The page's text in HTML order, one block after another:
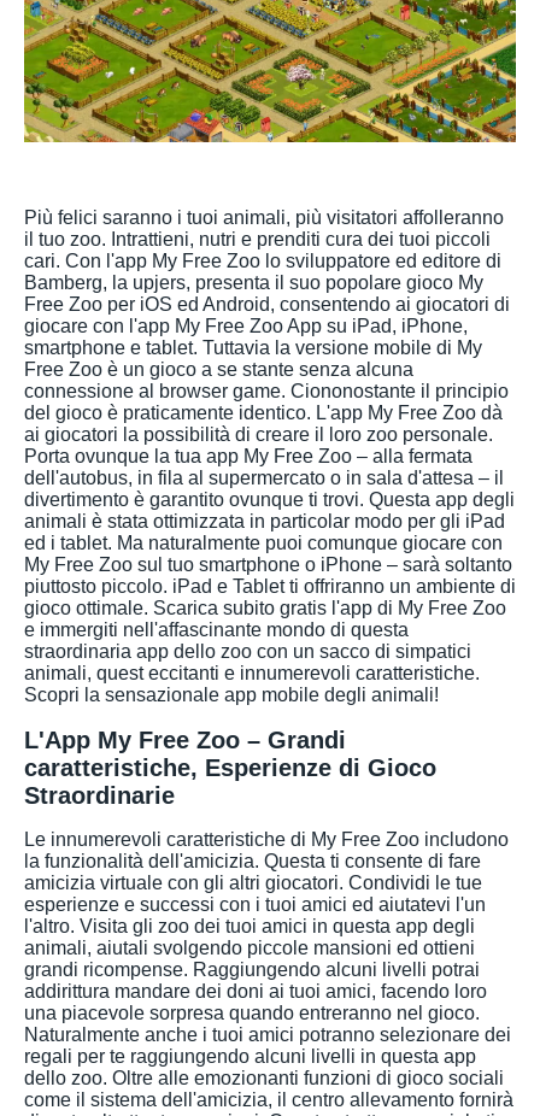
Più felici saranno i tuoi animali, più visitatori affolleranno
il tuo zoo. Intrattieni, nutri e prenditi cura dei tuoi piccoli
cari. Con l'app My Free Zoo lo sviluppatore ed editore di
Bamberg, la upjers, presenta il suo popolare gioco My
Free Zoo per iOS ed Android, consentendo ai giocatori di
giocare con l'app My Free Zoo App su iPad, iPhone,
smartphone e tablet. Tuttavia la versione mobile di My
Free Zoo è un gioco a se stante senza alcuna
connessione al browser game. Ciononostante il principio
del gioco è praticamente identico. L'app My Free Zoo dà
ai giocatori la possibilità di creare il loro zoo personale.
Porta ovunque la tua app My Free Zoo – alla fermata
dell'autobus, in fila al supermercato o in sala d'attesa – il
divertimento è garantito ovunque ti trovi. Questa app degli
animali è stata ottimizzata in particolar modo per gli iPad
ed i tablet. Ma naturalmente puoi comunque giocare con
My Free Zoo sul tuo smartphone o iPhone – sarà soltanto
piuttosto piccolo. iPad e Tablet ti offriranno un ambiente di
gioco ottimale. Scarica subito gratis l'app di My Free Zoo
e immergiti nell'affascinante mondo di questa
straordinaria app dello zoo con un sacco di simpatici
animali, quest eccitanti e innumerevoli caratteristiche.
Scopri la sensazionale app mobile degli animali!
L'App My Free Zoo – Grandi
caratteristiche, Esperienze di Gioco
Straordinarie
Le innumerevoli caratteristiche di My Free Zoo includono
la funzionalità dell'amicizia. Questa ti consente di fare
amicizia virtuale con gli altri giocatori. Condividi le tue
esperienze e successi con i tuoi amici ed aiutatevi l'un
l'altro. Visita gli zoo dei tuoi amici in questa app degli
animali, aiutali svolgendo piccole mansioni ed ottieni
grandi ricompense. Raggiungendo alcuni livelli potrai
addirittura mandare dei doni ai tuoi amici, facendo loro
una piacevole sorpresa quando entreranno nel gioco.
Naturalmente anche i tuoi amici potranno selezionare dei
regali per te raggiungendo alcuni livelli in questa app
dello zoo. Oltre alle emozionanti funzioni di gioco sociali
come il sistema dell'amicizia, il centro allevamento fornirà